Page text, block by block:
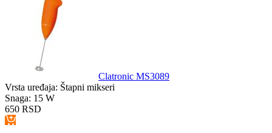
Clatronic MS3089
Vrsta uređaja: Štapni mikseri
Snaga: 15 W
650 RSD